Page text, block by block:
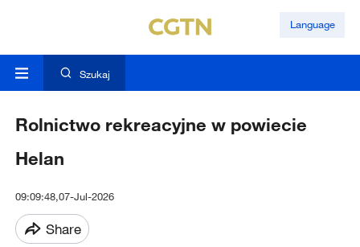
Language
Szukaj
Rolnictwo rekreacyjne w powiecie
Helan
09:09:48,07-Jul-2026
Share